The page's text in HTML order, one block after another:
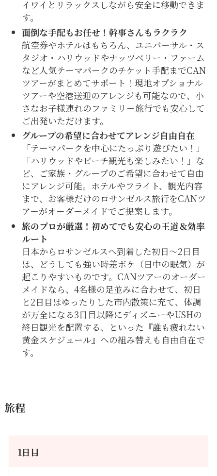
イワイとリラックスしながら安全に移動できま
す。
面倒な手配もお任せ！幹事さんもラクラク
航空券やホテルはもちろん、ユニバーサル・ス
タジオ・ハリウッドやナッツベリー・ファーム
など人気テーマパークのチケット手配までCAN
ツアーがまとめてサポート！現地オプショナル
ツアーや空港送迎のアレンジも可能なので、小
さなお子様連れのファミリー旅行でも安心して
ご出発いただけます。
グループの希望に合わせてアレンジ自由自在
「テーマパークを中心にたっぷり遊びたい！」
「ハリウッドやビーチ観光も楽しみたい！」な
ど、ご家族・グループのご希望に合わせて自由
にアレンジ可能。ホテルやフライト、観光内容
まで、お客様だけのロサンゼルス旅行をCANツ
アーがオーダーメイドでご提案します。
旅のプロが厳選！初めてでも安心の王道＆効率
ルート
日本からロサンゼルスへ到着した初日〜2日目
は、どうしても強い時差ボケ（日中の眠気）が
起こりやすいものです。CANツアーのオーダー
メイドなら、4名様の足並みに合わせて、初日
と2日目はゆったりした市内散策に充て、体調
が万全になる3日目以降にディズニーやUSHの
終日観光を配置する、といった『誰も疲れない
黄金スケジュール』への組み替えも自由自在で
す。
旅程
1日目